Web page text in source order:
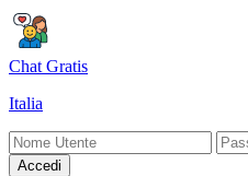
Chat Gratis
Italia
Accedi